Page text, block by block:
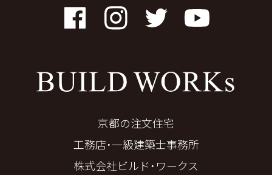
FacebookInstagramTwitter YouTube
京都の注文住宅
工務店・一級建築士事務所
株式会社ビルド・ワークス